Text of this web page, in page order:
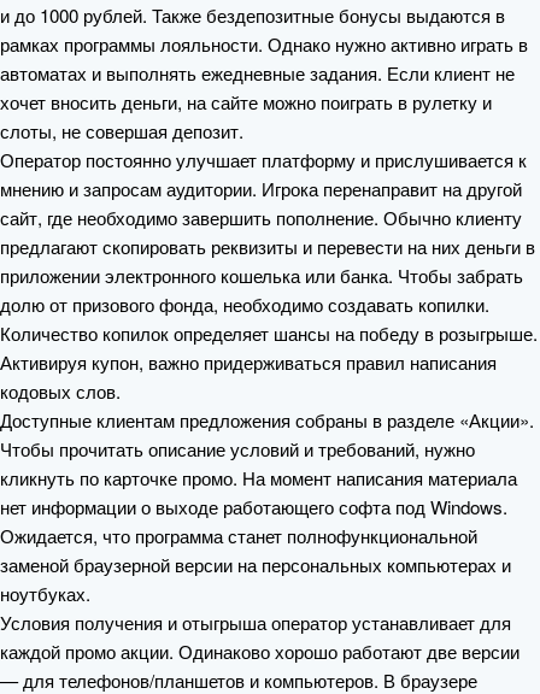
и до 1000 рублей. Также бездепозитные бонусы выдаются в
рамках программы лояльности. Однако нужно активно играть в
автоматах и выполнять ежедневные задания. Если клиент не
хочет вносить деньги, на сайте можно поиграть в рулетку и
слоты, не совершая депозит.
Оператор постоянно улучшает платформу и прислушивается к
мнению и запросам аудитории. Игрока перенаправит на другой
сайт, где необходимо завершить пополнение. Обычно клиенту
предлагают скопировать реквизиты и перевести на них деньги в
приложении электронного кошелька или банка. Чтобы забрать
долю от призового фонда, необходимо создавать копилки.
Количество копилок определяет шансы на победу в розыгрыше.
Активируя купон, важно придерживаться правил написания
кодовых слов.
Доступные клиентам предложения собраны в разделе «Акции».
Чтобы прочитать описание условий и требований, нужно
кликнуть по карточке промо. На момент написания материала
нет информации о выходе работающего софта под Windows.
Ожидается, что программа станет полнофункциональной
заменой браузерной версии на персональных компьютерах и
ноутбуках.
Условия получения и отыгрыша оператор устанавливает для
каждой промо акции. Одинаково хорошо работают две версии
— для телефонов/планшетов и компьютеров. В браузере